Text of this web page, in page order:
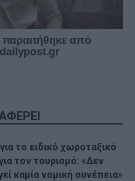
το ειδικό χωροταξικό
τον τουρισμό: «Δεν
καμία νομική συνέπεια»